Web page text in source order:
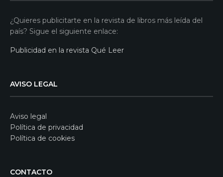
¿Quieres publicitarte en la revista de libros más leída del
país? Sigue el siguiente enlace:
Publicidad en la revista Qué Leer
AVISO LEGAL
Aviso legal
Política de privacidad
Política de cookies
CONTACTO